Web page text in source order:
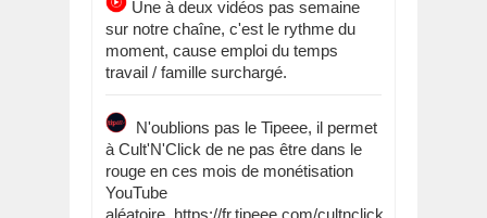
Une à deux vidéos pas semaine
sur notre chaîne, c'est le rythme du
moment, cause emploi du temps
travail / famille surchargé.
N'oublions pas le Tipeee, il permet
à Cult'N'Click de ne pas être dans le
rouge en ces mois de monétisation
YouTube